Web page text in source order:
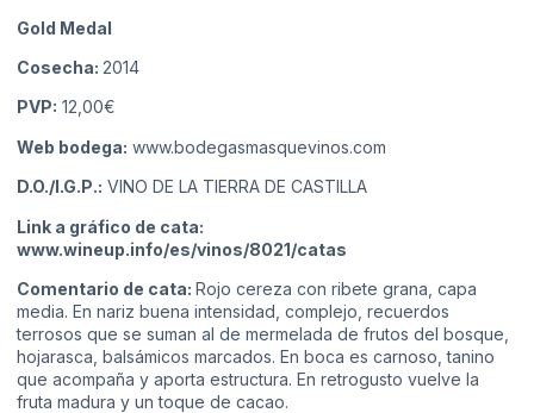
Gold Medal
Cosecha: 2014
PVP: 12,00€
Web bodega: www.bodegasmasquevinos.com
D.O./I.G.P.: VINO DE LA TIERRA DE CASTILLA
Link a gráfico de cata:
www.wineup.info/es/vinos/8021/catas
Comentario de cata: Rojo cereza con ribete grana, capa
media. En nariz buena intensidad, complejo, recuerdos
terrosos que se suman al de mermelada de frutos del bosque,
hojarasca, balsámicos marcados. En boca es carnoso, tanino
que acompaña y aporta estructura. En retrogusto vuelve la
fruta madura y un toque de cacao.